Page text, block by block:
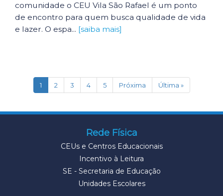
comunidade o CEU Vila São Rafael é um ponto
de encontro para quem busca qualidade de vida
e lazer. O espa... [saiba mais]
1(current)
2 3 4 5 Próxima Última »
Rede Física
CEUs e Centros Educacionais
Incentivo à Leitura
SE - Secretaria de Educação
Unidades Escolares